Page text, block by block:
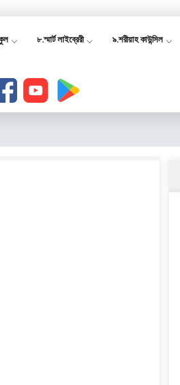
৮.স্মার্ট লাইব্রেরী ৯.শরীয়াহ কাউন্সিল